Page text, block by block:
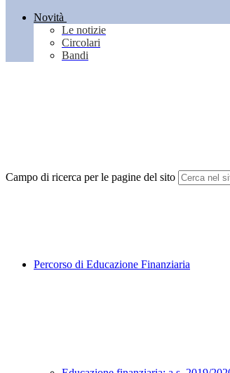
Novità
Le notizie
Circolari
Bandi
Campo di ricerca per le pagine del sito
Percorso di Educazione Finanziaria